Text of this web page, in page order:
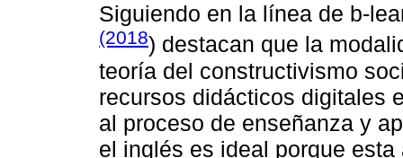
Siguiendo en la línea de b-
(2018) destacan que la
teoría del constructivismo
recursos didácticos digitales
al proceso de enseñanza y
el inglés es ideal porque